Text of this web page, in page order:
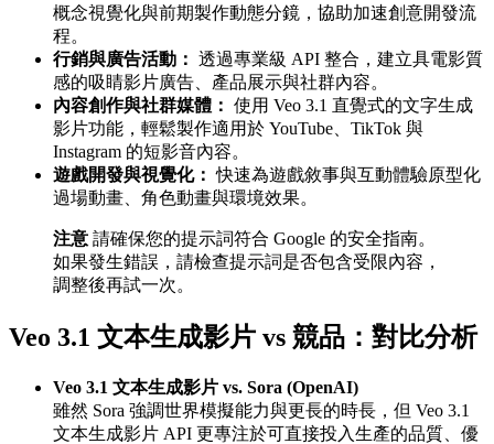
概念視覺化與前期製作動態分鏡，協助加速創意開發流
程。
行銷與廣告活動： 透過專業級 API 整合，建立具電影質
感的吸睛影片廣告、產品展示與社群內容。
內容創作與社群媒體： 使用 Veo 3.1 直覺式的文字生成
影片功能，輕鬆製作適用於 YouTube、TikTok 與
Instagram 的短影音內容。
遊戲開發與視覺化： 快速為遊戲敘事與互動體驗原型化
過場動畫、角色動畫與環境效果。
注意 請確保您的提示詞符合 Google 的安全指南。
如果發生錯誤，請檢查提示詞是否包含受限內容，
調整後再試一次。
Veo 3.1 文本生成影片 vs 競品：對比分析
Veo 3.1 文本生成影片 vs. Sora (OpenAI)
雖然 Sora 強調世界模擬能力與更長的時長，但 Veo 3.1
文本生成影片 API 更專注於可直接投入生產的品質、優